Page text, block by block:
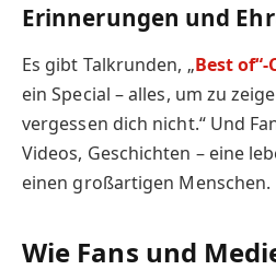
Erinnerungen und
Es gibt Talkrunden, „Best of“-
ein Special – alles, um zu
vergessen dich nicht.“ Und
Videos, Geschichten – eine
einen großartigen Menschen.
Wie Fans und